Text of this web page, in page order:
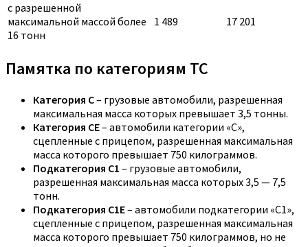
с разрешенной
максимальной массой более
16 тонн
1 489 17 201
Памятка по категориям ТС
Категория C– грузовые автомобили, разрешенная
максимальная масса которых превышает 3,5 тонны.
Категория CE– автомобили категории «С»,
сцепленные с прицепом, разрешенная максимальная
масса которого превышает 750 килограммов.
Подкатегория C1 – грузовые автомобили,
разрешенная максимальная масса которых 3,5 — 7,5
тонн.
Подкатегория C1E– автомобили подкатегории «С1»,
сцепленные с прицепом, разрешенная максимальная
масса которого превышает 750 килограммов, но не